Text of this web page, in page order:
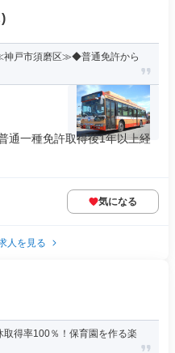
戸市須磨区≫◆普通免許から
一種免許取得後1年以上経
気になる
人を見る
得率100％！保育園を作る楽